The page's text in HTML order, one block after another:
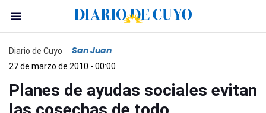
Diario de Cuyo San Juan
27 de marzo de 2010 - 00:00
Planes de ayudas sociales evitan